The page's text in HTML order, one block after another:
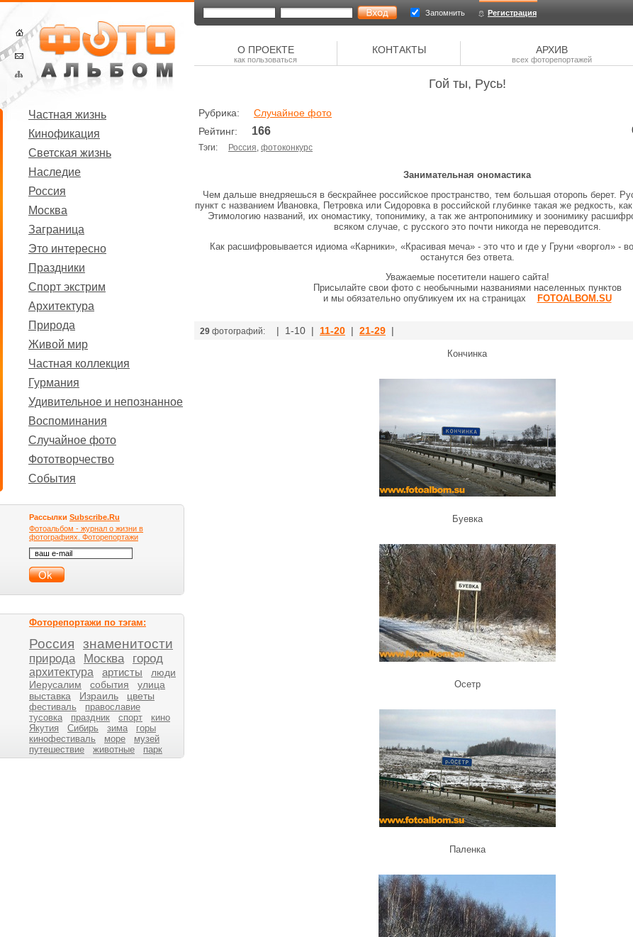
Частная жизнь
Кинофикация
Светская жизнь
Наследие
Россия
Москва
Заграница
Это интересно
Праздники
Спорт экстрим
Архитектура
Природа
Живой мир
Частная коллекция
Гурмания
Удивительное и непознанное
Воспоминания
Случайное фото
Фототворчество
События
Рассылки Subscribe.Ru
Фотоальбом - журнал о жизни в
фотографиях. Фоторепортажи
Фоторепортажи по тэгам:
Россия знаменитости
природа Москва город
архитектура артисты
люди
Иерусалим
события
улица
выставка
Израиль цветы
фестиваль
православие
тусовка
праздник спорт
кино
Якутия
Сибирь зима
горы
кинофестиваль
море
музей
путешествие
животные парк
Запомнить Регистрация
О ПРОЕКТЕ
как пользоваться
КОНТАКТЫ АРХИВ
всех фоторепортажей
Гой ты, Русь!
Рубрика: Случайное фото
Рейтинг: 166
Тэги: Россия, фотоконкурс
Занимательная ономастика
Чем дальше внедряешься в бескрайнее российское пространство, тем большая оторопь берет.
пункт с названием Ивановка, Петровка или Сидоровка в российской глубинке такая же редкость,
Этимологию названий, их ономастику, топонимику, а так же антропонимику и зоонимику
всяком случае, с русского это почти никогда не переводится.
Как расшифровывается идиома «Карники», «Красивая меча» - это что и где у Груни «воргол» -
останутся без ответа.
Уважаемые посетители нашего сайта!
Присылайте свои фото с необычными названиями населенных пунктов
и мы обязательно опубликуем их на страницах
FOTOALBOM.SU
29 фотографий: | 1-10 | 11-20 | 21-29 |
Кончинка
Буевка
Осетр
Паленка